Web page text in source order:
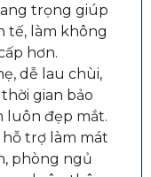
trọng giúp
tế, làm không
hơn.
dễ lau chùi,
gian bảo
luôn đẹp mắt.
trợ làm mát
phòng ngủ